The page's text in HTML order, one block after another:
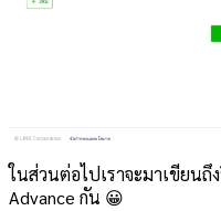
ในส่วนต่อไปเราจะมาเขียนถึ
Advance กัน 😀